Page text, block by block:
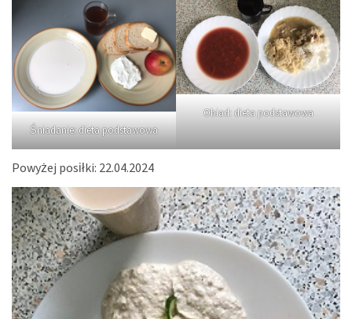
Śniadanie: dieta podstawowa
Obiad: dieta podstawowa
Powyżej posiłki: 22.04.2024